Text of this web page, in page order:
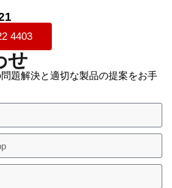
4403
せ
題解決と適切な製品の提案をお手